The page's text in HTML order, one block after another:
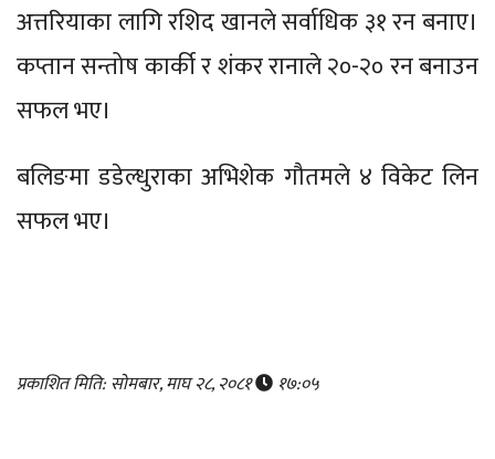
अत्तरियाका लागि रशिद खानले सर्वाधिक ३१ रन बनाए।
कप्तान सन्तोष कार्की र शंकर रानाले २०-२० रन बनाउन
सफल भए।
बलिङमा डडेल्धुराका अभिशेक गौतमले ४ विकेट लिन
सफल भए।
प्रकाशित मिति: सोमबार, माघ २८, २०८१ १७:०५